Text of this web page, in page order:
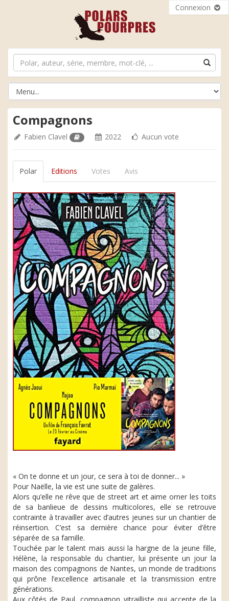
Connexion
Compagnons
Fabien Clavel 2022 Aucun vote
Polar Editions Votes Avis
« On te donne et un jour, ce sera à toi de donner... »
Pour Naëlle, la vie est une suite de galères.
Alors qu’elle ne rêve que de street art et aime orner les toits
de sa banlieue de dessins multicolores, elle se retrouve
contrainte à travailler avec d’autres jeunes sur un chantier de
réinsertion. C’est sa dernière chance pour éviter d’être
séparée de sa famille.
Touchée par le talent mais aussi la hargne de la jeune fille,
Hélène, la responsable du chantier, lui présente un jour la
maison des compagnons de Nantes, un monde de traditions
qui prône l’excellence artisanale et la transmission entre
générations.